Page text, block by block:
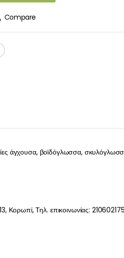
Compare
άγχουσα, βοϊδόγλωσσα,
Κορωπί, Τηλ. επικοινωνίας: